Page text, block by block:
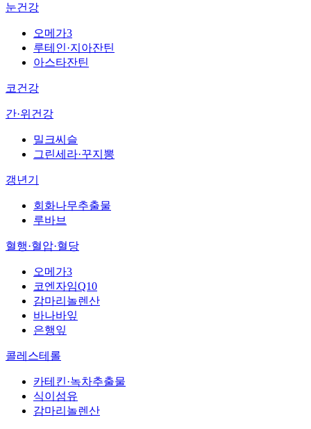
눈건강
오메가3
루테인·지아잔틴
아스타잔틴
코건강
간·위건강
밀크씨슬
그린세라·꾸지뽕
갱년기
회화나무추출물
루바브
혈행·혈압·혈당
오메가3
코엔자임Q10
감마리놀렌산
바나바잎
은행잎
콜레스테롤
카테킨·녹차추출물
식이섬유
감마리놀렌산